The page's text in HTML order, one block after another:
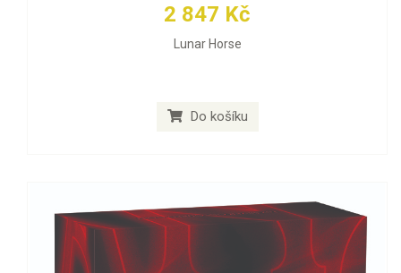
2 847 Kč
Lunar Horse
Do košíku